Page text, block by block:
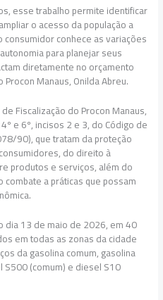
esse trabalho permite identificar
o acesso da população a
conhece as variações
para planejar seus
diretamente no orçamento
Manaus, Onilda Abreu.
Fiscalização do Procon Manaus,
e 6º, incisos 2 e 3, do Código de
90), que tratam da proteção
do direito à
produtos e serviços, além do
a práticas que possam
dia 13 de maio de 2026, em 40
em todas as zonas da cidade
da gasolina comum, gasolina
(comum) e diesel S10